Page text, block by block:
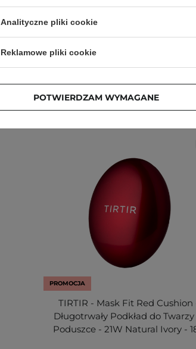
PROMOCJA
TIRTIR - Mask Fit Red Cushion
Długotrwały Podkład do
Poduszce - 21W Natural Ivory -
Analityczne pliki cookie
Reklamowe pliki cookie
POTWIERDZAM WYMAGANE